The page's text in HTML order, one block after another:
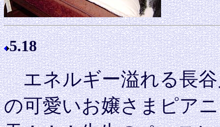
5.18
エネルギー溢れる長谷
の可愛いお嬢さまピア